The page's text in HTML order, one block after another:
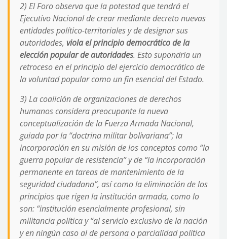
2) El Foro observa que la potestad que tendrá el
Ejecutivo Nacional de crear mediante decreto nuevas
entidades político-territoriales y de designar sus
autoridades, viola el principio democrático de la
elección popular de autoridades. Esto supondría un
retroceso en el principio del ejercicio democrático de
la voluntad popular como un fin esencial del Estado.
3) La coalición de organizaciones de derechos
humanos considera preocupante la nueva
conceptualización de la Fuerza Armada Nacional,
guiada por la “doctrina militar bolivariana”; la
incorporación en su misión de los conceptos como “la
guerra popular de resistencia” y de “la incorporación
permanente en tareas de mantenimiento de la
seguridad ciudadana”, así como la eliminación de los
principios que rigen la institución armada, como lo
son: “institución esencialmente profesional, sin
militancia política y “al servicio exclusivo de la nación
y en ningún caso al de persona o parcialidad política